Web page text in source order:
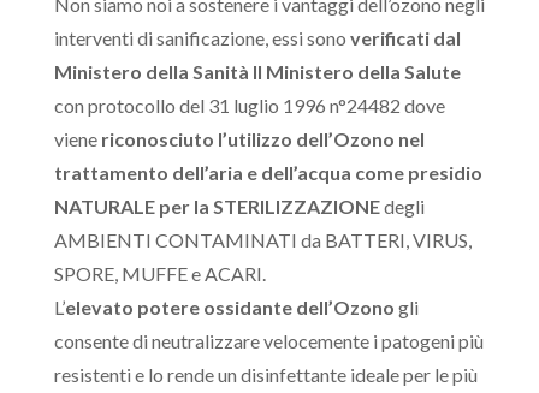
interventi di sanificazione, essi sono verificati dal
Ministero della Sanità Il Ministero della Salute
con protocollo del 31 luglio 1996 n°24482 dove
viene riconosciuto l’utilizzo dell’Ozono nel
trattamento dell’aria e dell’acqua come presidio
NATURALE per la STERILIZZAZIONEdegli
AMBIENTI CONTAMINATI da BATTERI, VIRUS,
SPORE, MUFFE e ACARI.
L’elevato potere ossidante dell’Ozono gli
consente di neutralizzare velocemente i patogeni più
resistenti e lo rende un disinfettante ideale per le più